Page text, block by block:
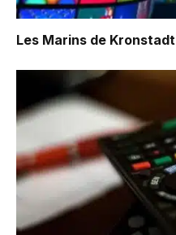
Les Marins de Kronstadt